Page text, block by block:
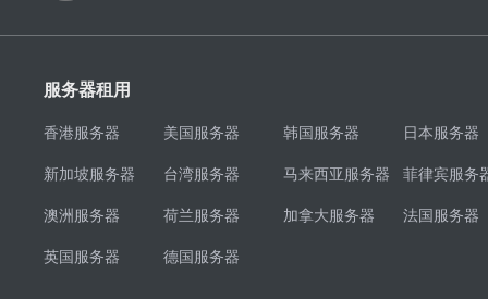
服务器租用
香港服务器 美国服务器 韩国服务器 日本服务器
新加坡服务器 台湾服务器 马来西亚服务器 菲律宾服务
澳洲服务器 荷兰服务器 加拿大服务器 法国服务器
英国服务器 德国服务器